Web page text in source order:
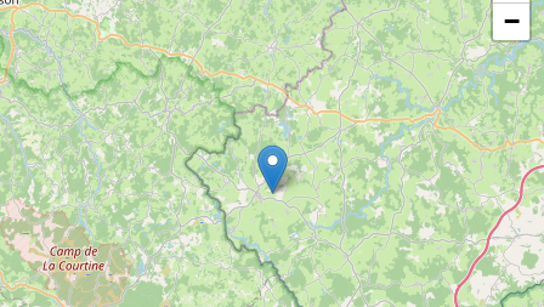
−